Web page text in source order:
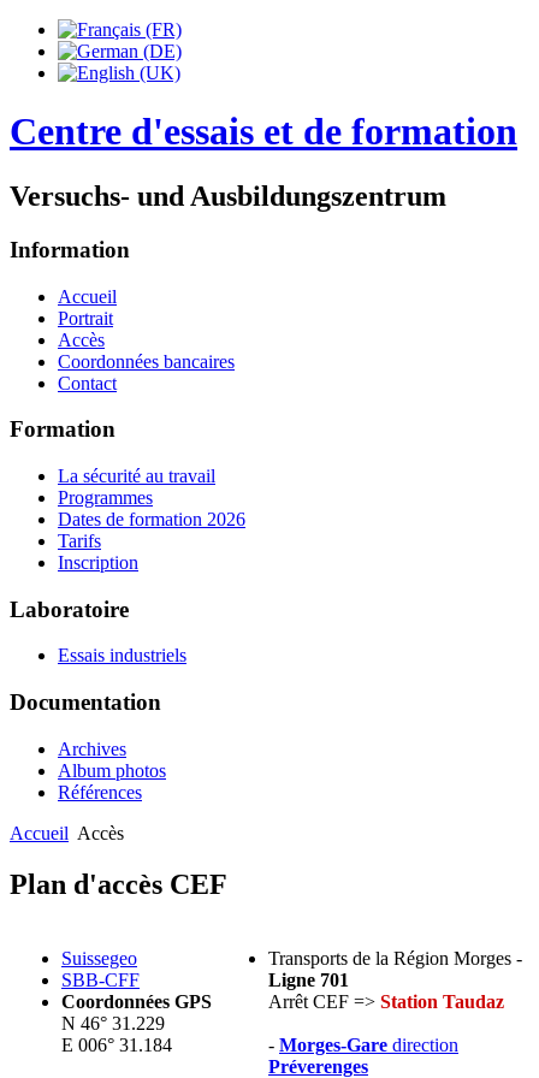
Centre d'essais et de formation
Versuchs- und Ausbildungszentrum
Information
Accueil
Portrait
Accès
Coordonnées bancaires
Contact
Formation
La sécurité au travail
Programmes
Dates de formation 2026
Tarifs
Inscription
Laboratoire
Essais industriels
Documentation
Archives
Album photos
Références
Accueil Accès
Plan d'accès CEF
Suissegeo
SBB-CFF
Coordonnées GPS
N 46° 31.229
E 006° 31.184
Transports de la Région Morges -
Ligne 701
Arrêt CEF => Station Taudaz
- Morges-Gare direction
Préverenges